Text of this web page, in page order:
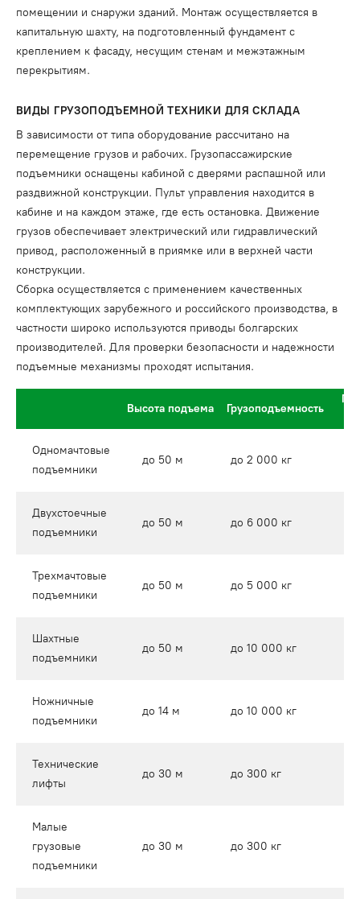
помещении и снаружи зданий. Монтаж осуществляется в
капитальную шахту, на подготовленный фундамент с
креплением к фасаду, несущим стенам и межэтажным
перекрытиям.
ВИДЫ ГРУЗОПОДЪЕМНОЙ ТЕХНИКИ ДЛЯ СКЛАДА
В зависимости от типа оборудование рассчитано на
перемещение грузов и рабочих. Грузопассажирские
подъемники оснащены кабиной с дверями распашной или
раздвижной конструкции. Пульт управления находится в
кабине и на каждом этаже, где есть остановка. Движение
грузов обеспечивает электрический или гидравлический
привод, расположенный в приямке или в верхней части
конструкции.
Сборка осуществляется с применением качественных
комплектующих зарубежного и российского производства, в
частности широко используются приводы болгарских
производителей. Для проверки безопасности и надежности
подъемные механизмы проходят испытания.
Высота подъема Грузоподъемность
Одномачтовые
подъемники
до 50 м до 2 000 кг
Двухстоечные
подъемники
до 50 м до 6 000 кг
Трехмачтовые
подъемники
до 50 м до 5 000 кг
Шахтные
подъемники
до 50 м до 10 000 кг
Ножничные
подъемники
до 14 м до 10 000 кг
Технические
лифты
до 30 м до 300 кг
Малые
грузовые
подъемники
до 30 м до 300 кг